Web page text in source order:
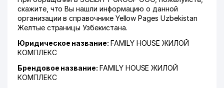
скажите, что Вы нашли информацию о данной
организации в справочнике Yellow Pages Uzbekistan
Желтые страницы Узбекистана.
Юридическое название: FAMILY HOUSE ЖИЛОЙ
КОМПЛЕКС
Брендовое название: FAMILY HOUSE ЖИЛОЙ
КОМПЛЕКС